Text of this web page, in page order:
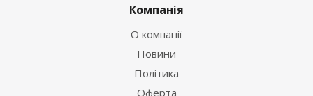
Компанія
О компанії
Новини
Політика
Оферта